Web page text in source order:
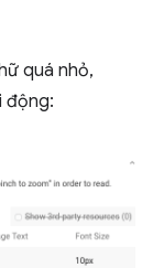
quá nhỏ,
động: